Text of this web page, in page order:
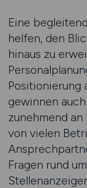
Eine
helfen, den
hinaus zu
Positionierung
gewinnen
zunehmend an
von vielen
Fragen rund